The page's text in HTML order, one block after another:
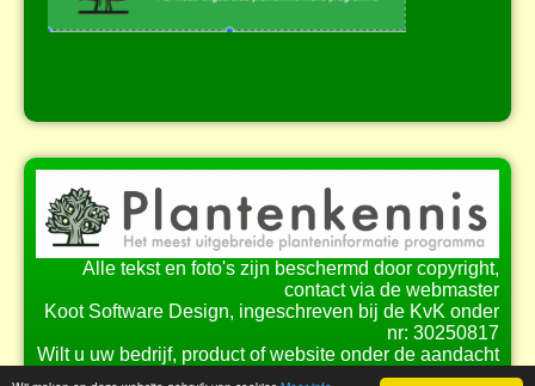
Alle tekst en foto's zijn beschermd door copyright,
contact via de webmaster
Koot Software Design, ingeschreven bij de KvK onder
nr: 30250817
Wilt u uw bedrijf, product of website onder de aandacht
brengen bij onze bezoekers?